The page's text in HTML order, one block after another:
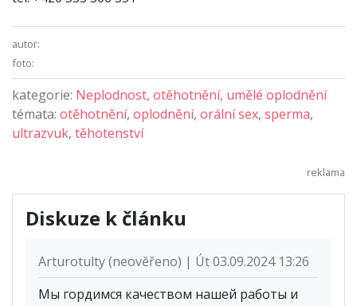
autor:
foto:
kategorie: Neplodnost, otěhotnění, umělé oplodnění
témata: otěhotnění, oplodnění, orální sex, sperma,
ultrazvuk, těhotenství
Diskuze k článku
Arturotulty (neověřeno) | Út 03.09.2024 13:26
Мы гордимся качеством нашей работы и